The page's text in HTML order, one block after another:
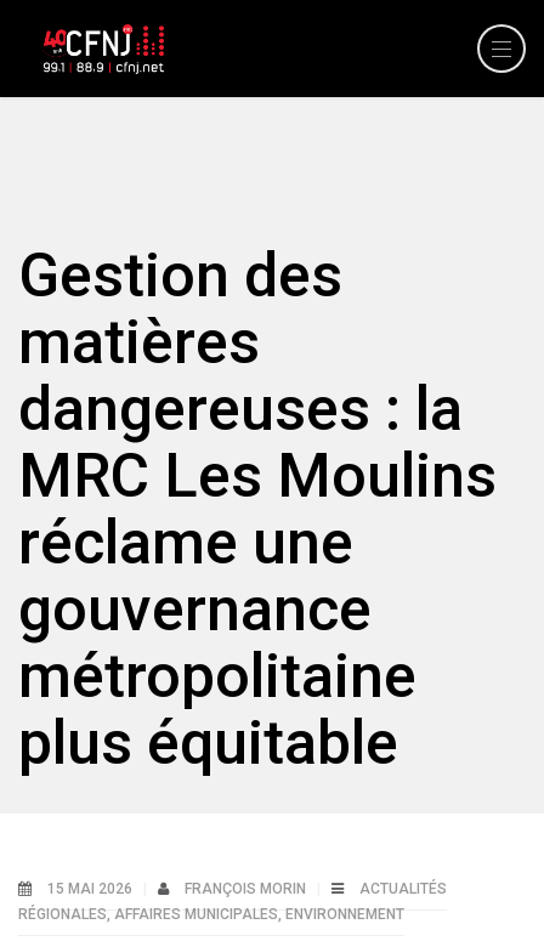
Gestion des
matières
dangereuses : la
MRC Les Moulins
réclame une
gouvernance
métropolitaine
plus équitable
15 MAI 2026 FRANÇOIS MORIN
ACTUALITÉS
RÉGIONALES, AFFAIRES MUNICIPALES, ENVIRONNEMENT